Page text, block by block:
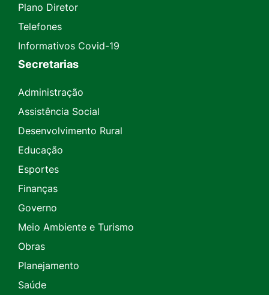
Plano Diretor
Telefones
Informativos Covid-19
Secretarias
Administração
Assistência Social
Desenvolvimento Rural
Educação
Esportes
Finanças
Governo
Meio Ambiente e Turismo
Obras
Planejamento
Saúde